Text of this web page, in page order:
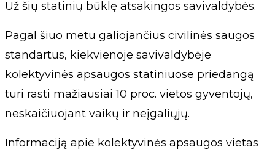
Už šių statinių būklę atsakingos savivaldybės.
Pagal šiuo metu galiojančius civilinės saugos
standartus, kiekvienoje savivaldybėje
kolektyvinės apsaugos statiniuose priedangą
turi rasti mažiausiai 10 proc. vietos gyventojų,
neskaičiuojant vaikų ir neįgaliųjų.
Informaciją apie kolektyvinės apsaugos vietas